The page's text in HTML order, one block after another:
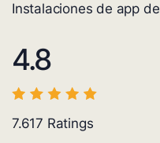
Instalaciones de app
4.8
7.617 Ratings